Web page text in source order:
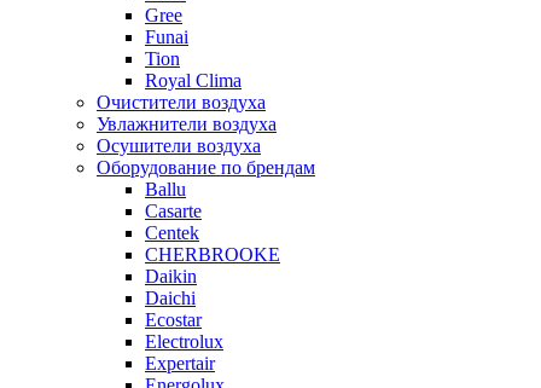
Gree
Funai
Tion
Royal Clima
Очистители воздуха
Увлажнители воздуха
Осушители воздуха
Оборудование по брендам
Ballu
Casarte
Centek
CHERBROOKE
Daikin
Daichi
Ecostar
Electrolux
Expertair